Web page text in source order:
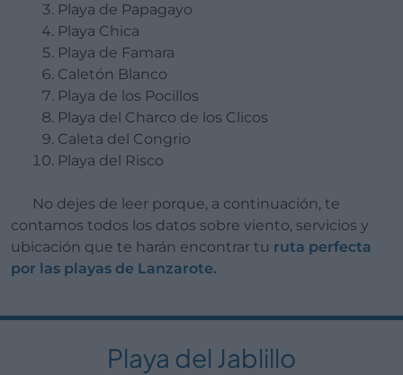
Playa de Papagayo
Playa Chica
Playa de Famara
Caletón Blanco
Playa de los Pocillos
Playa del Charco de los Clicos
Caleta del Congrio
Playa del Risco
No dejes de leer porque, a continuación, te
contamos todos los datos sobre viento, servicios y
ubicación que te harán encontrar tu ruta perfecta
por las playas de Lanzarote.
Playa del Jablillo